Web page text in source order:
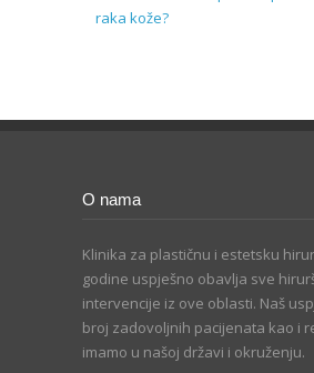
raka kože?
O nama
Klinika za plastičnu i estetsku
godine uspješno obavlja sve
intervencije iz ove oblasti. Naš
broj zadovoljnih pacijenata kao i
imamo u našoj državi i okruženju.